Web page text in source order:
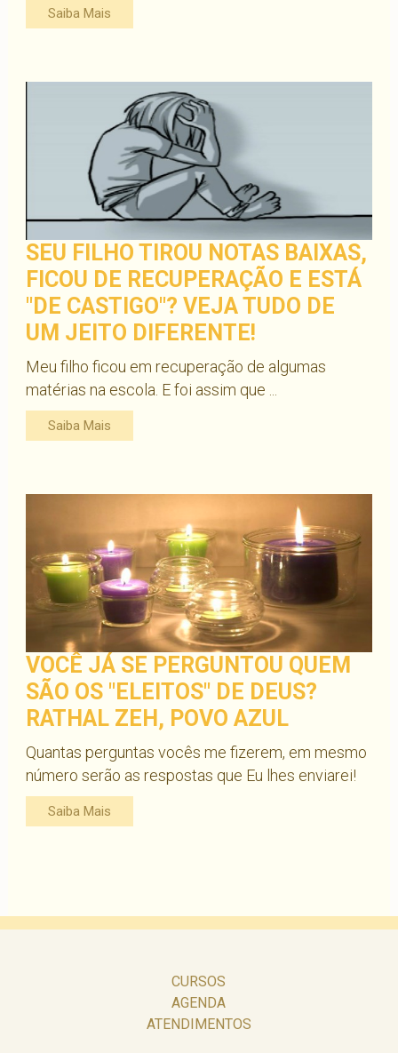
Saiba Mais
SEU FILHO TIROU NOTAS BAIXAS,
FICOU DE RECUPERAÇÃO E ESTÁ
"DE CASTIGO"? VEJA TUDO DE
UM JEITO DIFERENTE!
Meu filho ficou em recuperação de algumas
matérias na escola. E foi assim que ...
Saiba Mais
VOCÊ JÁ SE PERGUNTOU QUEM
SÃO OS "ELEITOS" DE DEUS?
RATHAL ZEH, POVO AZUL
Quantas perguntas vocês me fizerem, em mesmo
número serão as respostas que Eu lhes enviarei!
Saiba Mais
CURSOS
AGENDA
ATENDIMENTOS